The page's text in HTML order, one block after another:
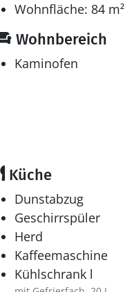
Wohnfläche: 84 m²
Wohnbereich
Kaminofen
Küche
Dunstabzug
Geschirrspüler
Herd
Kaffeemaschine
Kühlschrank l